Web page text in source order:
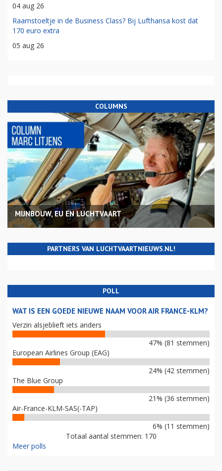
04 aug 26
Raamstoeltje in de Business Class? Bij Lufthansa kost dat
170 euro extra
05 aug 26
COLUMNS
MIJNBOUW, EU EN LUCHTVAART
PARTNERS VAN LUCHTVAARTNIEUWS.NL!
POLL
WAT IS EEN GOEDE NIEUWE NAAM VOOR AIR FRANCE-KLM?
Verzin alsjeblieft iets anders
47% (81 stemmen)
European Airlines Group (EAG)
24% (42 stemmen)
The Blue Group
21% (36 stemmen)
Air-France-KLM-SAS(-TAP)
6% (11 stemmen)
Totaal aantal stemmen: 170
Meer polls